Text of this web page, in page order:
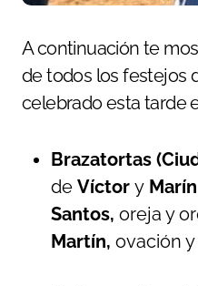
A continuación te mostramos los resultados
de todos los festejos
celebrado esta tarde
Brazatortas
de Víctor y
Santos, oreja y
Martín, ovación